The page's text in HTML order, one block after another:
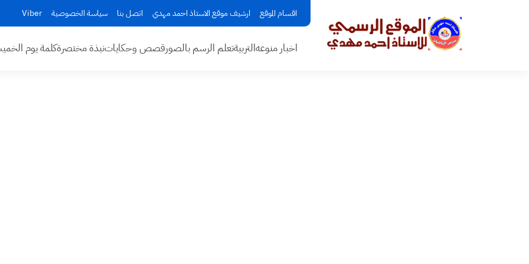
اقسام الموقع ارشيف موقع الاستاذ احمد مهدي اتصل بنا سياسة الخصوصية Viber
اخبار منوعهالتربيةتعلم الرسم بالصورقصص وحكاياتنبذة مختصرةكلمة يوم